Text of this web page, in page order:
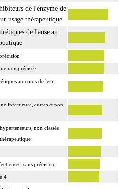
de l'enzyme de
usage thérapeutique
de l'anse au
non précisée
au cours de leur
infectieuse, autres et non
non classés
sans précision
4